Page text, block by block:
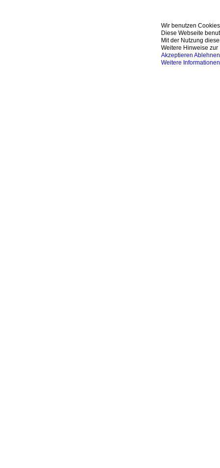
Wir benutzen Cookies
Diese Webseite
Mit der Nutzung
Weitere Hinweise zur
Akzeptieren Ablehnen
Weitere Informationen